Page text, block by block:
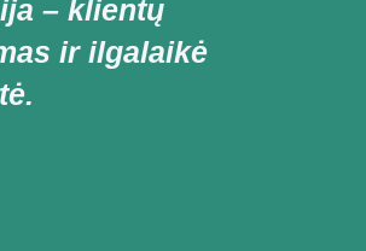
– klientų
ir ilgalaikė